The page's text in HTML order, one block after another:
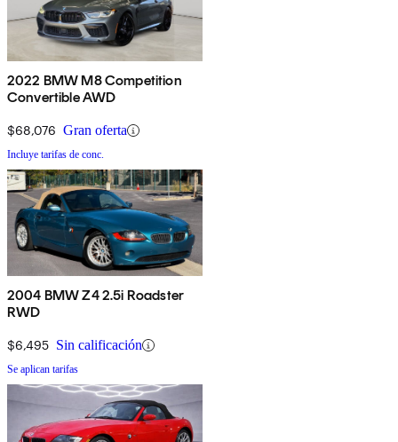
2022 BMW M8 Competition
Convertible AWD
$68,076 Gran oferta
Incluye tarifas de conc.
2004 BMW Z4 2.5i Roadster
RWD
$6,495 Sin calificación
Se aplican tarifas